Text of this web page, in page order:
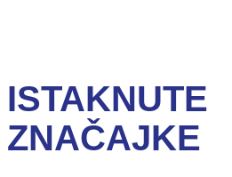
ISTAKNUTE
ZNAČAJKE